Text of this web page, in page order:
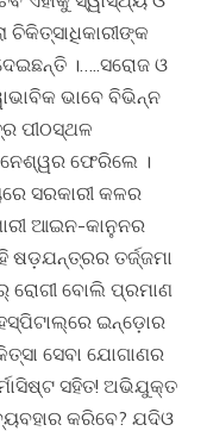
।…..ସରୋଜ ଓ
ଭାବେ ବିଭିନ୍ନ
ପୀଠସ୍ଥଳ
ଫେରିଲେ ।
ସରକାରୀ କଳର
ଆଇନ-କାନୁନର
ଷଡ଼ଯନ୍ତ୍ରର ତର୍ଜ୍ଜମା
ରୋଗୀ ବୋଲି ପ୍ରମାଣ
ହସ୍ପିଟାଲ୍‌ରେ ଇନ୍‌ଡ଼ୋର
ସେବା ଯୋଗାଣର
ସହିତ! ଅଭିଯୁକ୍ତ
କରିବେ? ଯଦିଓ